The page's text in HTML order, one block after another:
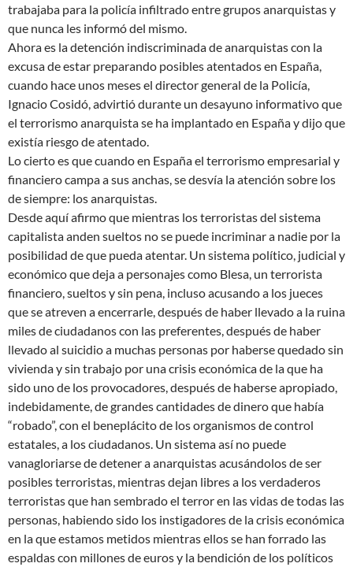
trabajaba para la policía infiltrado entre grupos anarquistas y
que nunca les informó del mismo.
Ahora es la detención indiscriminada de anarquistas con la
excusa de estar preparando posibles atentados en España,
cuando hace unos meses el director general de la Policía,
Ignacio Cosidó, advirtió durante un desayuno informativo que
el terrorismo anarquista se ha implantado en España y dijo que
existía riesgo de atentado.
Lo cierto es que cuando en España el terrorismo empresarial y
financiero campa a sus anchas, se desvía la atención sobre los
de siempre: los anarquistas.
Desde aquí afirmo que mientras los terroristas del sistema
capitalista anden sueltos no se puede incriminar a nadie por la
posibilidad de que pueda atentar. Un sistema político, judicial y
económico que deja a personajes como Blesa, un terrorista
financiero, sueltos y sin pena, incluso acusando a los jueces
que se atreven a encerrarle, después de haber llevado a la ruina
miles de ciudadanos con las preferentes, después de haber
llevado al suicidio a muchas personas por haberse quedado sin
vivienda y sin trabajo por una crisis económica de la que ha
sido uno de los provocadores, después de haberse apropiado,
indebidamente, de grandes cantidades de dinero que había
“robado”, con el beneplácito de los organismos de control
estatales, a los ciudadanos. Un sistema así no puede
vanagloriarse de detener a anarquistas acusándolos de ser
posibles terroristas, mientras dejan libres a los verdaderos
terroristas que han sembrado el terror en las vidas de todas las
personas, habiendo sido los instigadores de la crisis económica
en la que estamos metidos mientras ellos se han forrado las
espaldas con millones de euros y la bendición de los políticos